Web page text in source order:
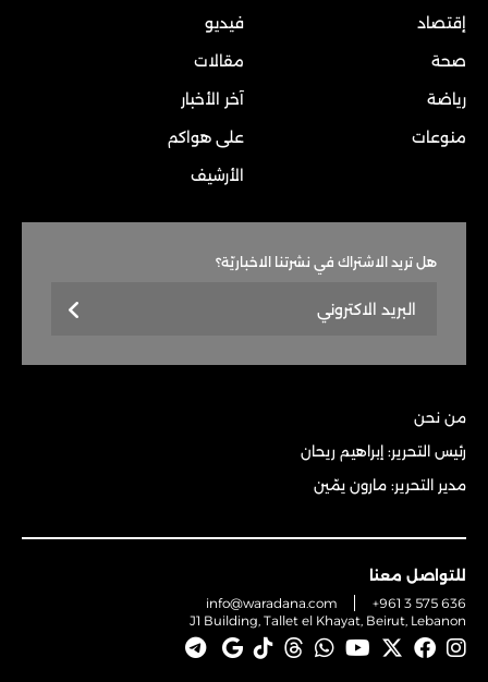
إقتصاد
صحة
رياضة
منوعات
فيديو
مقالات
آخر الأخبار
على هواكم
الأرشيف
هل تريد الاشتراك في نشرتنا الاخباريّة؟
من نحن
رئيس التحرير: إبراهيم ريحان
مدير التحرير: مارون يمّين
للتواصل معنا
info@waradana.com
+961 3 575 636
J1 Building, Tallet el Khayat, Beirut, Lebanon